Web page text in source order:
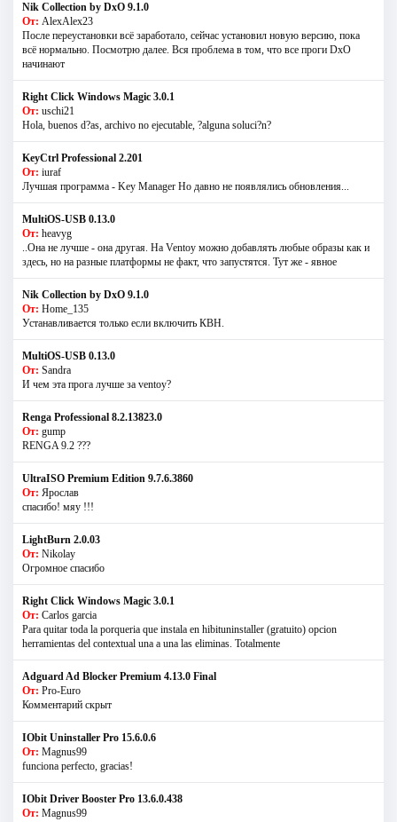
Nik Collection by DxO 9.1.0
От: AlexAlex23
После переустановки всё заработало, сейчас установил новую версию, пока
всё нормально. Посмотрю далее. Вся проблема в том, что все проги DxO
начинают
Right Click Windows Magic 3.0.1
От: uschi21
Hola, buenos d?as, archivo no ejecutable, ?alguna soluci?n?
KeyCtrl Professional 2.201
От: iuraf
Лучшая программа - Key Manager Но давно не появлялись обновления...
MultiOS-USB 0.13.0
От: heavyg
..Она не лучше - она другая. На Ventoy можно добавлять любые образы как и
здесь, но на разные платформы не факт, что запустятся. Тут же - явное
Nik Collection by DxO 9.1.0
От: Home_135
Устанавливается только если включить КВН.
MultiOS-USB 0.13.0
От: Sandra
И чем эта прога лучше за ventoy?
Renga Professional 8.2.13823.0
От: gump
RENGA 9.2 ???
UltraISO Premium Edition 9.7.6.3860
От: Ярослав
спасибо! мяу !!!
LightBurn 2.0.03
От: Nikolay
Огромное спасибо
Right Click Windows Magic 3.0.1
От: Carlos garcia
Para quitar toda la porqueria que instala en hibituninstaller (gratuito) opcion
herramientas del contextual una a una las eliminas. Totalmente
Adguard Ad Blocker Premium 4.13.0 Final
От: Pro-Euro
Комментарий скрыт
IObit Uninstaller Pro 15.6.0.6
От: Magnus99
funciona perfecto, gracias!
IObit Driver Booster Pro 13.6.0.438
От: Magnus99